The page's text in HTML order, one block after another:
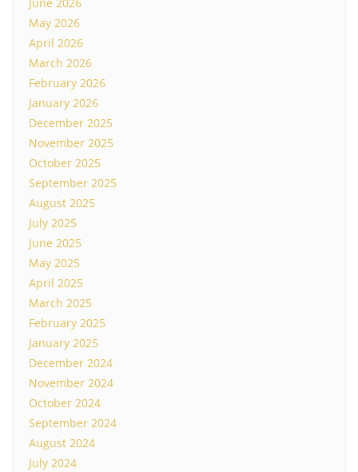
May 2026
April 2026
March 2026
February 2026
January 2026
December 2025
November 2025
October 2025
September 2025
August 2025
July 2025
June 2025
May 2025
April 2025
March 2025
February 2025
January 2025
December 2024
November 2024
October 2024
September 2024
August 2024
July 2024